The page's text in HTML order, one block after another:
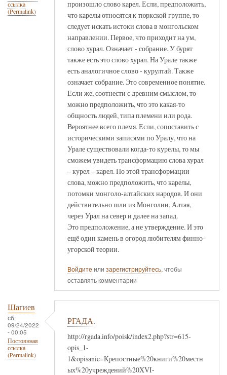
ссылка
(Permalink)
произошло слово карел. Если, предположить,
что карелы относятся к тюркской группе, то
следует искать истоки слова в монгольском
направлении. Первое, что приходит на ум,
слово хурал. Означает - собрание. У бурят
также есть это слово хурал. На Урале также
есть аналогичное слово - курултай. Также
означает собрание. Это современное понятие.
Если же, соотнести с древним смыслом, то
можно предположить, что это какая-то
общность людей, типа племени или рода.
Вероятнее всего племя. Если, сопоставить с
историческими записями по Уралу, что на
Урале существовали когда-то курелы, то мы
сможем увидеть трансформацию слова хурал
– курел – карел. По этой трансформации
слова, можно предположить, что карелы,
потомки монголо-алтайских народов. И они
действительно шли из Монголии, Алтая,
через Урал на север и далее на запад.
Это предположение, а не утверждение. И это
ещё один камень в огород любителям финно-
угорской теории.
Войдите или зарегистрируйтесь, чтобы
оставлять комментарии
Шагиев
сб,
09/24/2022
- 00:05
Постоянная
ссылка
(Permalink)
РГАДА.
http://rgada.info/poisk/index2.php?str=615-
opis_1-
1&opisanie=Крепостные%20книги%20местн
ых%20учреждений%20XVI-